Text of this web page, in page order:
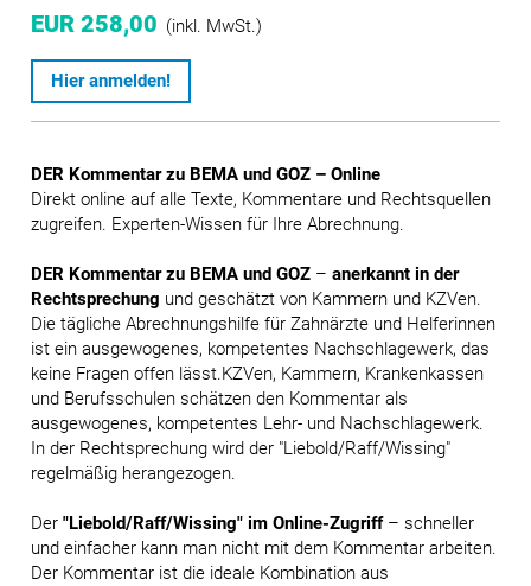
EUR 258,00 (inkl. MwSt.)
Hier anmelden!
DER Kommentar zu BEMA und GOZ – Online
Direkt online auf alle Texte, Kommentare und Rechtsquellen
zugreifen. Experten-Wissen für Ihre Abrechnung.
DER Kommentar zu BEMA und GOZ – anerkannt in der
Rechtsprechung und geschätzt von Kammern und KZVen.
Die tägliche Abrechnungshilfe für Zahnärzte und Helferinnen
ist ein ausgewogenes, kompetentes Nachschlagewerk, das
keine Fragen offen lässt.KZVen, Kammern, Krankenkassen
und Berufsschulen schätzen den Kommentar als
ausgewogenes, kompetentes Lehr- und Nachschlagewerk.
In der Rechtsprechung wird der "Liebold/Raff/Wissing"
regelmäßig herangezogen.
Der "Liebold/Raff/Wissing" im Online-Zugriff– schneller
und einfacher kann man nicht mit dem Kommentar arbeiten.
Der Kommentar ist die ideale Kombination aus